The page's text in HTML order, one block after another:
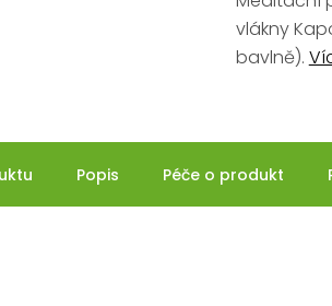
vlákny
bavlně).
Popis Péče o produkt